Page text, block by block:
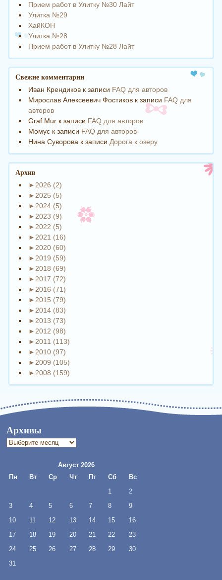
Прием работ в Улитку №30 Лайт
Улитка №29
ХайКОН
Улитка №28
Прием работ в Улитку №28 Лайт
Свежие комментарии
Иван Крендиков к записи FAQ для авторов
Мирослав Алексеевич Фостиков к записи FAQ для
авторов
Graf Mur к записи FAQ для авторов
Момус к записи FAQ для авторов
Нина Суворова к записи Дорога к озеру
Архив
► 2026 (2)
► 2025 (5)
► 2024 (5)
► 2023 (9)
► 2022 (5)
► 2021 (16)
► 2020 (60)
► 2019 (59)
► 2018 (69)
► 2017 (72)
► 2016 (71)
► 2015 (79)
► 2014 (83)
► 2013 (73)
► 2012 (98)
► 2011 (113)
► 2010 (97)
► 2009 (105)
► 2008 (159)
Архивы
Архивы
Август 2026
Пн
Вт Ср Чт Пт Сб
Вс
1
2
3
4 5 6 7 8
9
10
11 12 13 14 15
16
17
18 19 20 21 22
23
24
25 26 27 28 29
30
31